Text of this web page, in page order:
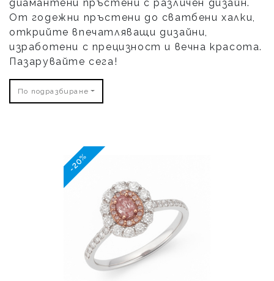
диамантени пръстени с различен дизайн.
От годежни пръстени до сватбени халки,
открийте впечатляващи дизайни,
изработени с прецизност и вечна красота.
Пазарувайте сега!
По подразбиране
-20%